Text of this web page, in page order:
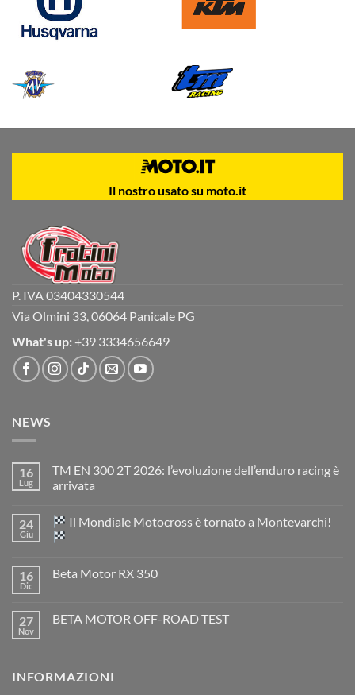
Il nostro usato su moto.it
P. IVA 03404330544
Via Olmini 33, 06064 Panicale PG
What's up: +39 3334656649
NEWS
16
Lug
TM EN 300 2T 2026: l’evoluzione dell’enduro racing è
arrivata
su
TM
EN
2026:
è
arrivata
24
Giu
Il Mondiale Motocross è tornato a Montevarchi!
su
Motocross
è
16
Dic
Beta Motor RX 350
Beta
27
Nov
BETA MOTOR OFF-ROAD TEST
MOTOR
INFORMAZIONI